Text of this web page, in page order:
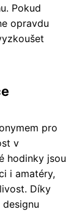
Pokud
opravdu
pro
v
hodinky jsou
i amatéry,
Díky